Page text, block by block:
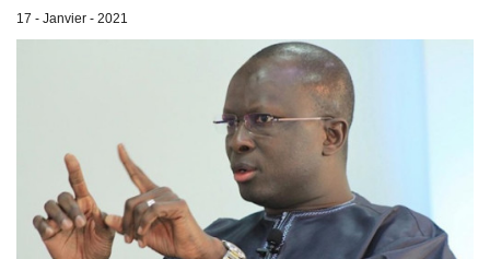
17 - Janvier - 2021